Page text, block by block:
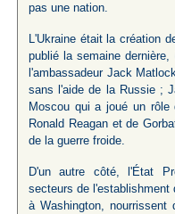
pas une nation.
L'Ukraine était la création
publié la semaine dernière,
l'ambassadeur Jack
sans l'aide de la Russie ;
Moscou qui a joué un
Ronald Reagan et de
de la guerre froide.
D'un autre côté, l'État
secteurs de l'establishment
à Washington,